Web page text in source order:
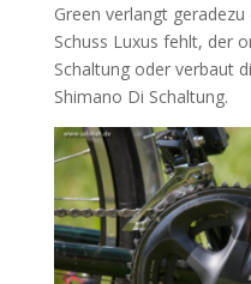
Green verlangt
Schuss Luxus fehlt, der
Schaltung oder verbaut
Shimano Di Schaltung.